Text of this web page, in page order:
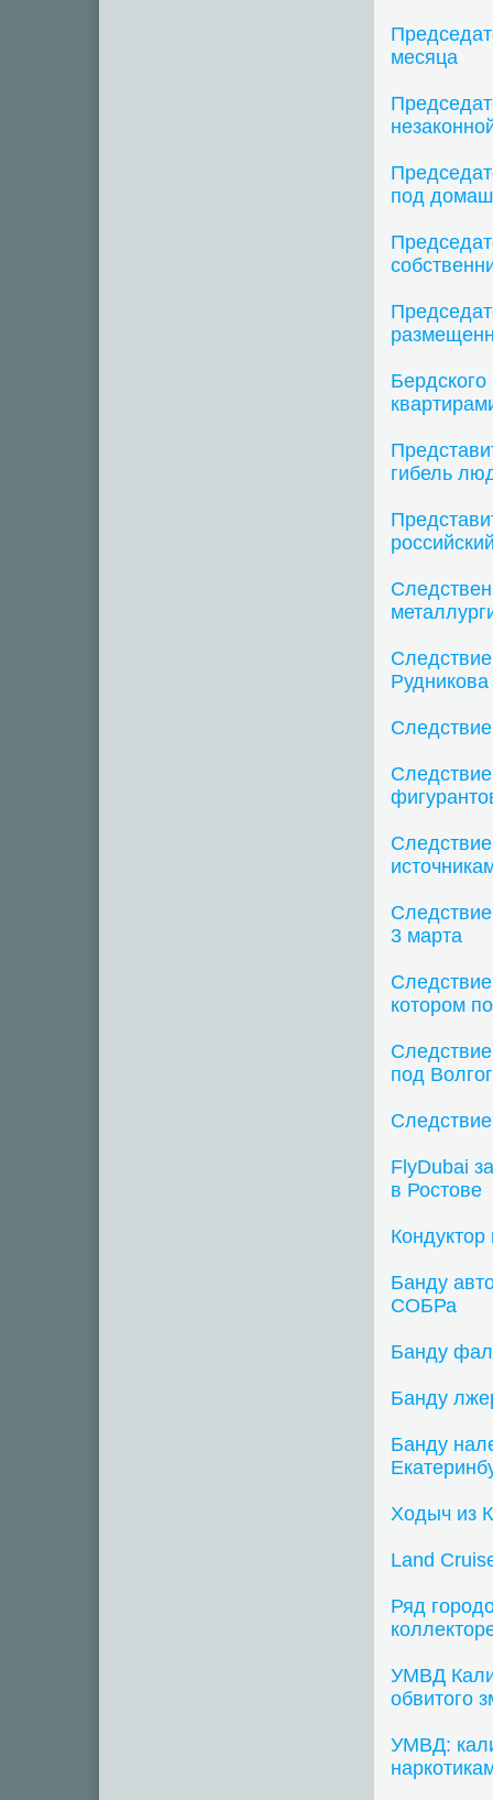
месяца
под
гибель
Рудникова
3 марта
котором
под
FlyDubai
в Ростове
Банду
СОБРа
Банду
Банду
Банду
Ходыч из
Land
Ряд
УМВД
обвитого
УМВД: